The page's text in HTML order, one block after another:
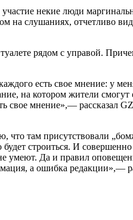
некие люди
на слушаниях, отчетливо
рядом с управой.
есть свое мнение: у
на котором жители смогут
мнение»,— рассказал
там присутствовали
строиться. И
Да и правил
а ошибка